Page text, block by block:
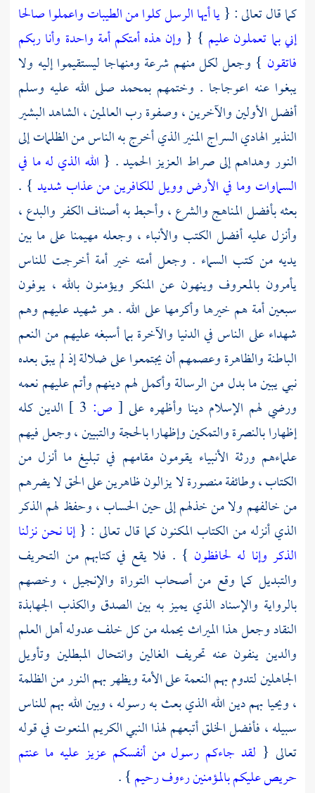
كما قال تعالى : {يا أيها الرسل كلوا من الطيبات واعملوا صالحا
إني بما تعملون عليم } { وإن هذه أمتكم أمة واحدة وأنا ربكم
فاتقون } وجعل لكل منهم شرعة ومنهاجا ليستقيموا إليه ولا
يبغوا عنه اعوجاجا . وختمهمبمحمد صلى الله عليه وسلم
أفضل الأولين والآخرين ، وصفوة رب العالمين ، الشاهد البشير
النذير الهادي السراج المنير الذي أخرج به الناس من الظلمات إلى
النور وهداهم إلى صراط العزيز الحميد . { الله الذي له ما في
السماوات وما في الأرض وويل للكافرين من عذاب شديد } .
بعثه بأفضل المناهج والشرع ، وأحبط به أصناف الكفر والبدع ،
وأنزل عليه أفضل الكتب والأنباء ، وجعله مهيمنا على ما بين
يديه من كتب السماء . وجعل أمته خير أمة أخرجت للناس
يأمرون بالمعروف وينهون عن المنكر ويؤمنون بالله ، يوفون
سبعين أمة هم خيرها وأكرمها على الله . هو شهيد عليهم وهم
شهداء على الناس في الدنيا والآخرة بما أسبغه عليهم من النعم
الباطنة والظاهرة وعصمهم أن يجتمعوا على ضلالة إذ لم يبق بعده
نبي يبين ما بدل من الرسالة وأكمل لهم دينهم وأتم عليهم نعمه
ورضي لهم الإسلام دينا وأظهره على [ ص:
الدين كله
إظهارا بالنصرة والتمكين وإظهارا بالحجة والتبيين ، وجعل فيهم
علماءهم ورثة الأنبياء يقومون مقامهم في تبليغ ما أنزل من
الكتاب ، وطائفة منصورة لا يزالون ظاهرين على الحق لا يضرهم
من خالفهم ولا من خذلهم إلى حين الحساب ، وحفظ لهم الذكر
الذي أنزله من الكتاب المكنون كما قال تعالى : {إنا نحن نزلنا
الذكر وإنا له لحافظون } . فلا يقع في كتابهم من التحريف
والتبديل كما وقع من أصحاب التوراة والإنجيل ، وخصهم
بالرواية والإسناد الذي يميز به بين الصدق والكذب الجهابذة
النقاد وجعل هذا الميراث يحمله من كل خلف عدوله أهل العلم
والدين ينفون عنه تحريف الغالين وانتحال المبطلين وتأويل
الجاهلين لتدوم بهم النعمة على الأمة ويظهر بهم النور من الظلمة
، ويحيا بهم دين الله الذي بعث به رسوله ، وبين الله بهم للناس
سبيله ، فأفضل الخلق أتبعهم لهذا النبي الكريم المنعوت في قوله
تعالى { لقد جاءكم رسول من أنفسكم عزيز عليه ما عنتم
حريص عليكم بالمؤمنين رءوف رحيم} .